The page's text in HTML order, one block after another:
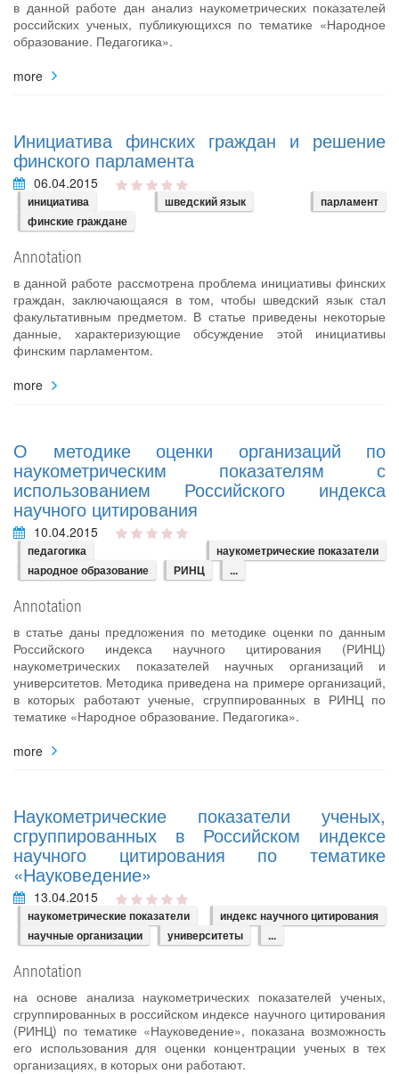
в данной работе дан анализ наукометрических показателей
российских ученых, публикующихся по тематике «Народное
образование. Педагогика».
more
Инициатива финских граждан и решение
финского парламента
06.04.2015
инициатива шведский язык
парламент
финские граждане
Annotation
в данной работе рассмотрена проблема инициативы финских
граждан, заключающаяся в том, чтобы шведский язык стал
факультативным предметом. В статье приведены некоторые
данные, характеризующие обсуждение этой инициативы
финским парламентом.
more
О методике оценки организаций по
наукометрическим показателям с
использованием Российского индекса
научного цитирования
10.04.2015
педагогика
наукометрические показатели
народное образование
РИНЦ ...
Annotation
в статье даны предложения по методике оценки по данным
Российского индекса научного цитирования (РИНЦ)
наукометрических показателей научных организаций и
университетов. Методика приведена на примере организаций,
в которых работают ученые, сгруппированных в РИНЦ по
тематике «Народное образование. Педагогика».
more
Наукометрические показатели ученых,
сгруппированных в Российском индексе
научного цитирования по тематике
«Науковедение»
13.04.2015
наукометрические показатели
индекс научного цитирования
научные организации
университеты ...
Annotation
на основе анализа наукометрических показателей ученых,
сгруппированных в российском индексе научного цитирования
(РИНЦ) по тематике «Науковедение», показана возможность
его использования для оценки концентрации ученых в тех
организациях, в которых они работают.